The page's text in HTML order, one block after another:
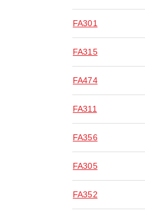
FA301
FA315
FA474
FA311
FA356
FA305
FA352